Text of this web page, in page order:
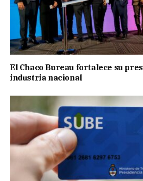
El Chaco Bureau fortalece su
industria nacional